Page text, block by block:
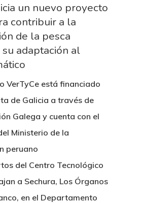
un nuevo proyecto
contribuir a la
de la pesca
adaptación al
VerTyCe está financiado
de Galicia a través de
Galega y cuenta con el
Ministerio de la
peruano
del Centro Tecnológico
a Sechura, Los Órganos
en el Departamento